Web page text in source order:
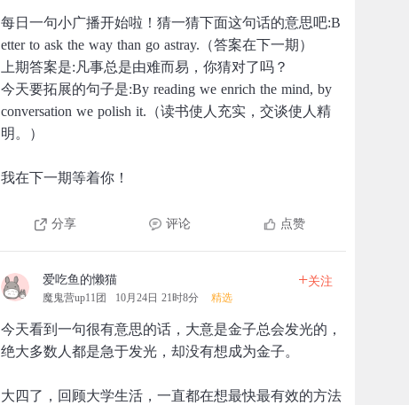
每日一句小广播开始啦！猜一猜下面这句话的意思吧:B
etter to ask the way than go astray.（答案在下一期）
上期答案是:凡事总是由难而易，你猜对了吗？
今天要拓展的句子是:By reading we enrich the mind, by
conversation we polish it.（读书使人充实，交谈使人精
明。）
我在下一期等着你！
分享 评论 点赞
爱吃鱼的懒猫
魔鬼营up11团 10月24日 21时8分 精选
+关注
今天看到一句很有意思的话，大意是金子总会发光的，
绝大多数人都是急于发光，却没有想成为金子。
大四了，回顾大学生活，一直都在想最快最有效的方法